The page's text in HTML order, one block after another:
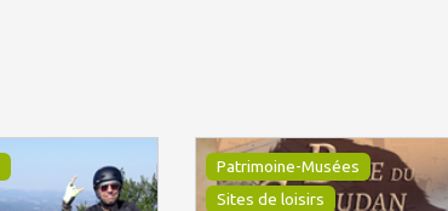
Patrimoine-Musées
Sites de loisirs